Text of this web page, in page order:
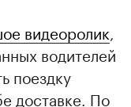
видеоролик
водителей
поездку
доставке. По